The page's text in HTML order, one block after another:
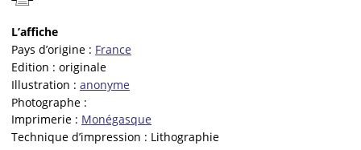
L’affiche
Pays d’origine : France
Edition : originale
Illustration : anonyme
Photographe :
Imprimerie : Monégasque
Technique d’impression : Lithographie